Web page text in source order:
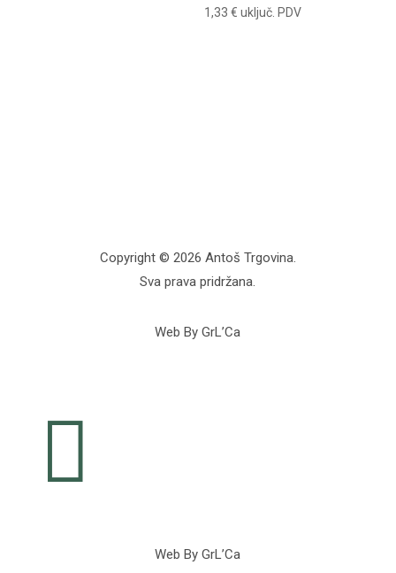
1,33€ uključ. PDV
Copyright © 2026 Antoš Trgovina.
Sva prava pridržana.
Web By GrL’Ca

Web By GrL’Ca